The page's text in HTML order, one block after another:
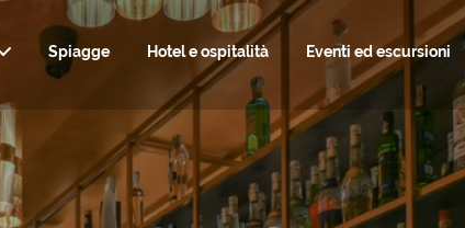
INFO UTILI, TRASPORTI E SERVIZI
NATURA
Spiagge Hotel e ospitalità Eventi ed escursioni